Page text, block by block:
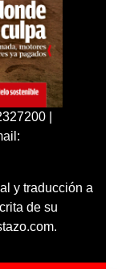
|
y traducción a
de su